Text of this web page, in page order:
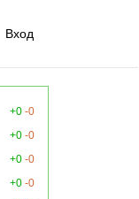
Вход
+0 -0
+0 -0
+0 -0
+0 -0